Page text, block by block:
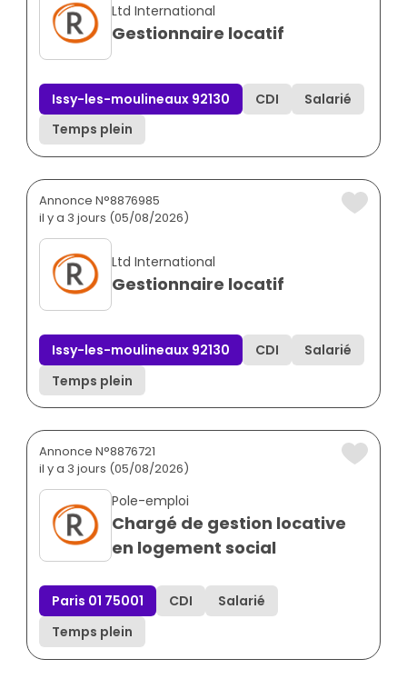
Ltd International
Gestionnaire locatif
Issy-les-moulineaux 92130 CDI
Salarié
Temps plein
Annonce N°8876985
il y a 3 jours (05/08/2026)
Ltd International
Gestionnaire locatif
Issy-les-moulineaux 92130 CDI
Salarié
Temps plein
Annonce N°8876721
il y a 3 jours (05/08/2026)
Pole-emploi
Chargé de gestion locative
en logement social
Paris 01 75001 CDI
Salarié
Temps plein